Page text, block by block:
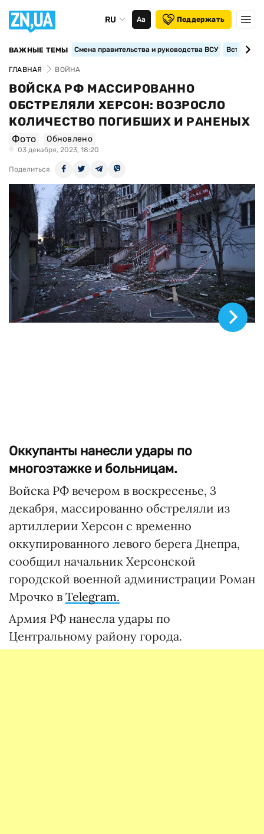
RU Аа Поддержать
ВАЖНЫЕ ТЕМЫ Смена правительства и руководства ВСУ
ГЛАВНАЯ ВОЙНА
ВОЙСКА РФ МАССИРОВАННО
ОБСТРЕЛЯЛИ ХЕРСОН: ВОЗРОСЛО
КОЛИЧЕСТВО ПОГИБШИХ И РАНЕНЫХ
Фото Обновлено
03 декабря, 2023, 18:20
Поделиться
Оккупанты нанесли удары по
многоэтажке и больницам.
Войска РФ вечером в воскресенье, 3
декабря, массированно обстреляли из
артиллерии Херсон с временно
оккупированного левого берега Днепра,
сообщил начальник Херсонской
городской военной администрации Роман
Мрочко в Telegram.
Армия РФ нанесла удары по
Центральному району города.